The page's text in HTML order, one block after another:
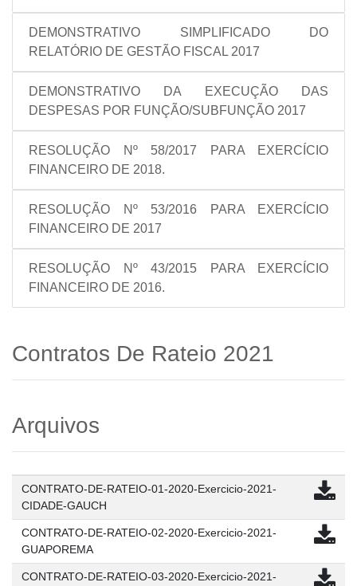
DEMONSTRATIVO SIMPLIFICADO DO
RELATÓRIO DE GESTÃO FISCAL 2017
DEMONSTRATIVO DA EXECUÇÃO DAS
DESPESAS POR FUNÇÃO/SUBFUNÇÃO 2017
RESOLUÇÃO Nº 58/2017 PARA EXERCÍCIO
FINANCEIRO DE 2018.
RESOLUÇÃO Nº 53/2016 PARA EXERCÍCIO
FINANCEIRO DE 2017
RESOLUÇÃO Nº 43/2015 PARA EXERCÍCIO
FINANCEIRO DE 2016.
Contratos De Rateio 2021
Arquivos
CONTRATO-DE-RATEIO-01-2020-Exercicio-2021-
CIDADE-GAUCH
CONTRATO-DE-RATEIO-02-2020-Exercicio-2021-
GUAPOREMA
CONTRATO-DE-RATEIO-03-2020-Exercicio-2021-